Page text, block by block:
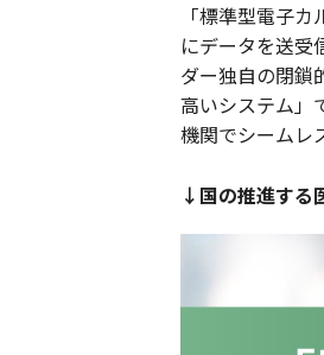
「標準型電子
にデータを送受
ダー独自の閉鎖
高いシステム」
機関でシームレ
↓国の推進する